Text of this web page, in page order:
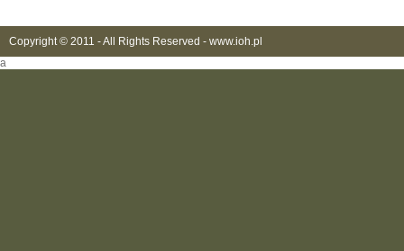
Copyright © 2011 - All Rights Reserved - www.ioh.pl
a